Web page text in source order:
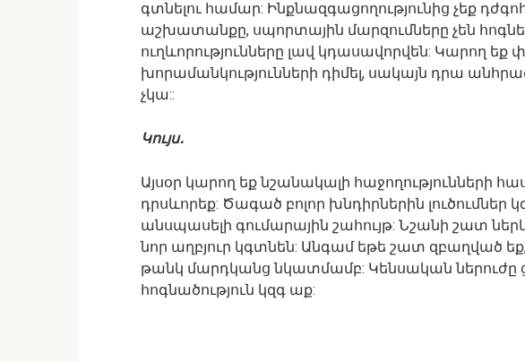
գտնելու համար: Ինքնազգացողությունից չեք
աշխատանքը, սպորտային մարզումները չեն
ուղևորությունները լավ կդասավորվեն: Կարող եք
խորամանկությունների դիմել, սակայն դրա
չկա::
Կույս․
Այսօր կարող եք նշանակալի հաջողությունների
դրսևորեք: Ծագած բոլոր խնդիրներին լուծումներ
անսպասելի գումարային շահույթ: Նշանի շատ
նոր աղբյուր կգտնեն: Անգամ եթե շատ զբաղված
թանկ մարդկանց նկատմամբ: Կենսական ներուժը
հոգնածություն կզգ աք: